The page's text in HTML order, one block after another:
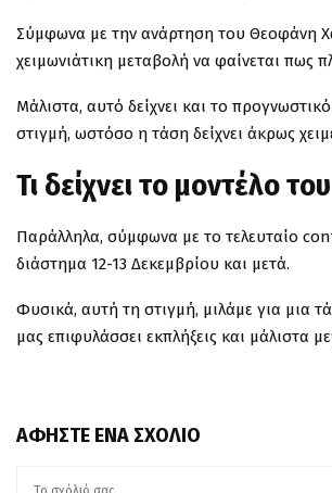
Σύμφωνα με την ανάρτηση του Θεοφάνη
χειμωνιάτικη μεταβολή να φαίνεται πως
Μάλιστα, αυτό δείχνει και το
στιγμή, ωστόσο η τάση δείχνει άκρως
Τι δείχνει το μοντέλο
Παράλληλα, σύμφωνα με το τελευταίο
διάστημα 12-13 Δεκεμβρίου και μετά.
Φυσικά, αυτή τη στιγμή, μιλάμε για μια
μας επιφυλάσσει εκπλήξεις και μάλιστα
ΑΦΉΣΤΕ ΈΝΑ ΣΧΌΛΙΟ